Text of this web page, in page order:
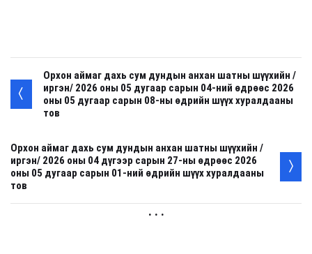
Орхон аймаг дахь сум дундын анхан шатны шүүхийн /
иргэн/ 2026 оны 05 дугаар сарын 04-ний өдрөөс 2026
оны 05 дугаар сарын 08-ны өдрийн шүүх хуралдааны
тов
Орхон аймаг дахь сум дундын анхан шатны шүүхийн /
иргэн/ 2026 оны 04 дүгээр сарын 27-ны өдрөөс 2026
оны 05 дугаар сарын 01-ний өдрийн шүүх хуралдааны
тов
. . .